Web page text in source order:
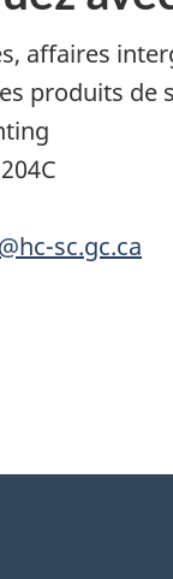
affaires
produits de
sc.gc.ca